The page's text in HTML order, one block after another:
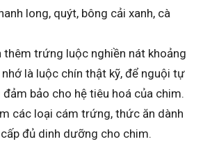
long, quýt, bông cải xanh, cà
thêm trứng luộc nghiền nát khoảng
là luộc chín thật kỹ, để nguội tự
bảo cho hệ tiêu hoá của chim.
các loại cám trứng, thức ăn dành
đủ dinh dưỡng cho chim.